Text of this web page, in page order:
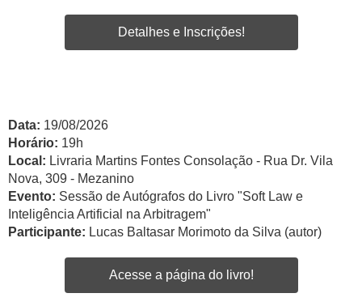
Detalhes e Inscrições!
Data: 19/08/2026
Horário: 19h
Local: Livraria Martins Fontes Consolação - Rua Dr. Vila
Nova, 309 - Mezanino
Evento: Sessão de Autógrafos do Livro "Soft Law e
Inteligência Artificial na Arbitragem"
Participante: Lucas Baltasar Morimoto da Silva (autor)
Acesse a página do livro!